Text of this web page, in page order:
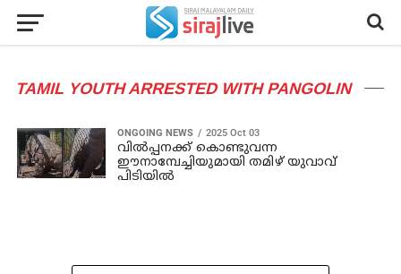
TAMIL YOUTH ARRESTED WITH PANGOLIN
ONGOING NEWS 2025 Oct 03
വില്‍പ്പനക്ക് കൊണ്ടുവന്ന
ഈനാമ്പേച്ചിയുമായി തമിഴ് യുവാവ്
പിടിയില്‍